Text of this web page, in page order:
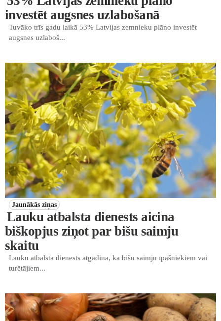
investēt augsnes uzlabošanā
Tuvāko trīs gadu laikā 53% Latvijas zemnieku plāno investēt
augsnes uzlaboš...
Jaunākās ziņas
Lauku atbalsta dienests aicina
biškopjus ziņot par bišu saimju
skaitu
Lauku atbalsta dienests atgādina, ka bišu saimju īpašniekiem vai
turētājiem...